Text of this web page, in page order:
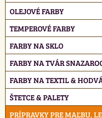
OLEJOVÉ FARBY
TEMPEROVÉ FARBY
FARBY NA SKLO
FARBY NA TVÁR
FARBY NA TEXTIL &
ŠTETCE & PALETY
PRÍPRAVKY PRE MAĽBU,